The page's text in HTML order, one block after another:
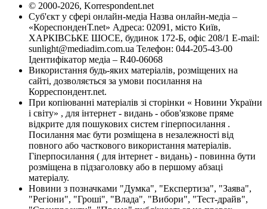
© 2000-2026, Korrespondent.net
Суб'єкт у сфері онлайн-медіа Назва онлайн-медіа –
«КореспонденТ.net» Адреса: 02091, місто Київ,
ХАРКІВСЬКЕ ШОСЕ, будинок 172-Б, офіс 208/1 E-mail:
sunlight@mediadim.com.ua Телефон: 044-205-43-00
Ідентифікатор медіа – R40-06068
Використання будь-яких матеріалів, розміщених на
сайті, дозволяється за умови посилання на
Корреспондент.net.
При копіюванні матеріалів зі сторінки « Новини України
і світу» , для інтернет - видань - обов'язкове пряме
відкрите для пошукових систем гіперпосилання .
Посилання має бути розміщена в незалежності від
повного або часткового використання матеріалів.
Гіперпосилання ( для інтернет - видань) - повинна бути
розміщена в підзаголовку або в першому абзаці
матеріалу.
Новини з позначками "Думка", "Експертиза", "Заява",
"Регіони", "Гроші", "Влада", "Вибори", "Тест-драйв",